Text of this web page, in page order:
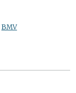
BMV